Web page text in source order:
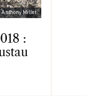
Millet
: